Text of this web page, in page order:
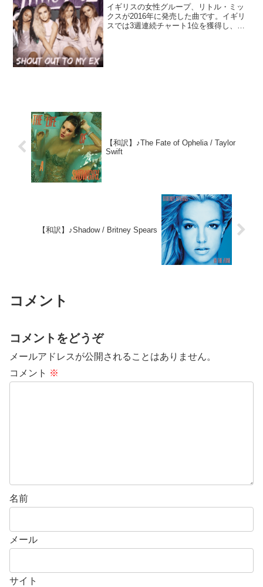
イギリスの女性グループ、リトル・ミッ
クスが2016年に発売した曲です。イギリ
スでは3週連続チャート1位を獲得し、ヨ
【和訳】♪The Fate of Ophelia / Taylor
Swift
【和訳】♪Shadow / Britney Spears
コメント
コメントをどうぞ
メールアドレスが公開されることはありません。
コメント ※
名前
メール
サイト